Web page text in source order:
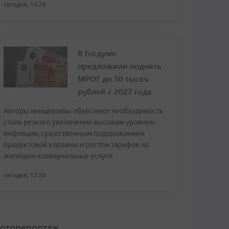
сегодня, 14:26
В Госдуме
предложили поднять
МРОТ до 50 тысяч
рублей с 2027 года
Авторы инициативы объясняют необходимость
столь резкого увеличения высоким уровнем
инфляции, существенным подорожанием
продуктовой корзины и ростом тарифов на
жилищно-коммунальные услуги
сегодня, 13:26